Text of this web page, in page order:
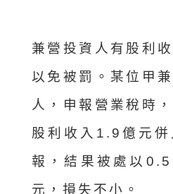
兼營投資人有股利
以免被罰。某位甲
人，申報營業稅時
股利收入1.9億元併
報，結果被處以
元，損失不小。